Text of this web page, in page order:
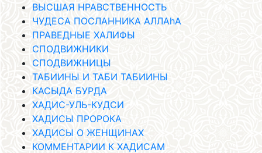
ВЫСШАЯ НРАВСТВЕННОСТЬ
ЧУДЕСА ПОСЛАННИКА АЛЛАhА
ПРАВЕДНЫЕ ХАЛИФЫ
СПОДВИЖНИКИ
СПОДВИЖНИЦЫ
ТАБИИНЫ И ТАБИ ТАБИИНЫ
КАСЫДА БУРДА
ХАДИС-УЛЬ-КУДСИ
ХАДИСЫ ПРОРОКА
ХАДИСЫ О ЖЕНЩИНАХ
КОММЕНТАРИИ К ХАДИСАМ